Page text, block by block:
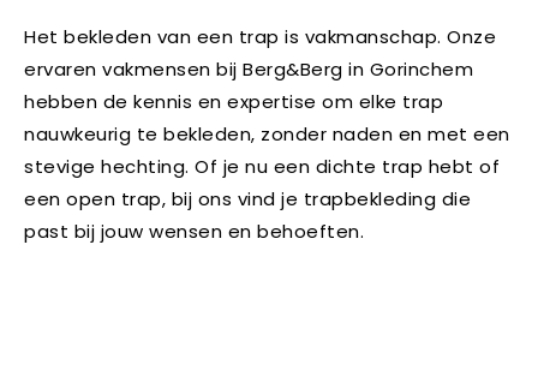
Het bekleden van een trap is vakmanschap. Onze
ervaren vakmensen bij Berg&Berg in Gorinchem
hebben de kennis en expertise om elke trap
nauwkeurig te bekleden, zonder naden en met een
stevige hechting. Of je nu een dichte trap hebt of
een open trap, bij ons vind je trapbekleding die
past bij jouw wensen en behoeften.